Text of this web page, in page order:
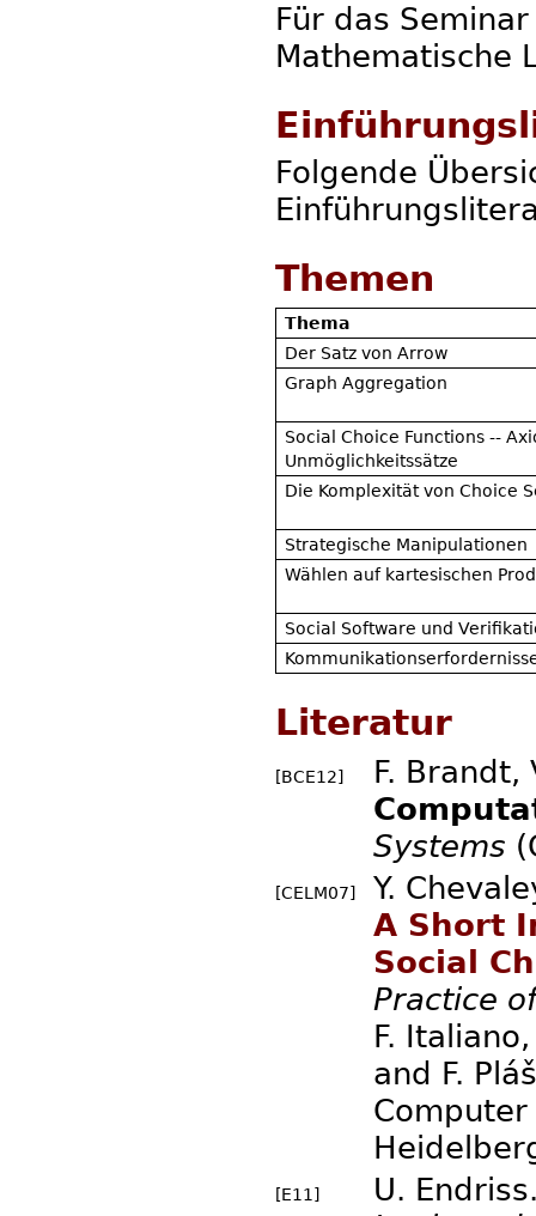
Für das
Mathematische
Folgende
Themen
Thema
Der Satz von Arrow
Graph Aggregation
Social Choice Functions --
Unmöglichkeitssätze
Die Komplexität von Choice
Strategische Manipulationen
Wählen auf kartesischen
Social Software und
Literatur
[BCE12]
F. Brandt,
Systems
[CELM07]
Y.
A Short
Social
Practice
F.
and F.
[E11]
U.